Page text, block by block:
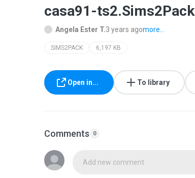
casa91-ts2.Sims2Pack
Angela Ester T.3 years agomore...
SIMS2PACK 6,197 KB
Open in... To library
Comments 0
Add new comment